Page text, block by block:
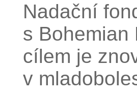
Nadační
s Bohemian
cílem je
v